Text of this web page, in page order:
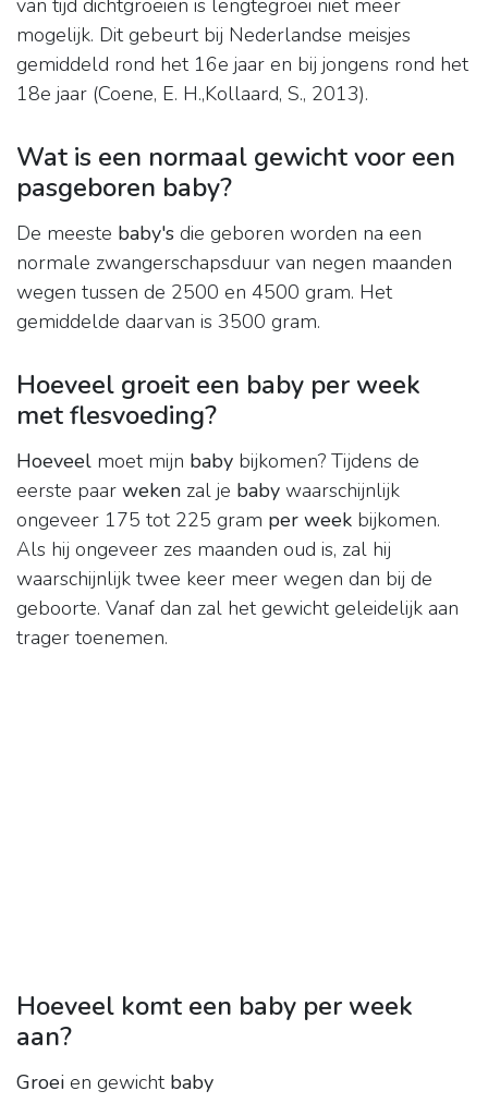
van tijd dichtgroeien is lengtegroei niet meer
mogelijk. Dit gebeurt bij Nederlandse meisjes
gemiddeld rond het 16e jaar en bij jongens rond het
18e jaar (Coene, E. H.,Kollaard, S., 2013).
Wat is een normaal gewicht voor een
pasgeboren baby?
De meeste baby's die geboren worden na een
normale zwangerschapsduur van negen maanden
wegen tussen de 2500 en 4500 gram. Het
gemiddelde daarvan is 3500 gram.
Hoeveel groeit een baby per week
met flesvoeding?
Hoeveel moet mijn baby bijkomen? Tijdens de
eerste paar weken zal je baby waarschijnlijk
ongeveer 175 tot 225 gram per week bijkomen.
Als hij ongeveer zes maanden oud is, zal hij
waarschijnlijk twee keer meer wegen dan bij de
geboorte. Vanaf dan zal het gewicht geleidelijk aan
trager toenemen.
Hoeveel komt een baby per week
aan?
Groei en gewicht baby